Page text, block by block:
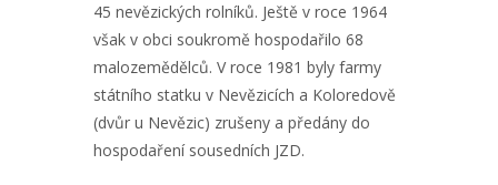
45 nevězických rolníků. Ještě v roce 1964
však v obci soukromě hospodařilo 68
malozemědělců. V roce 1981 byly farmy
státního statku v Nevězicích a Koloredově
(dvůr u Nevězic) zrušeny a předány do
hospodaření sousedních JZD.